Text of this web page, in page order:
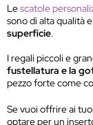
Lescatole
sono di alta qualità
superficie.
I regali piccoli e
fustellatura e la
pezzo forte come
Se vuoi offrire ai
optare per un